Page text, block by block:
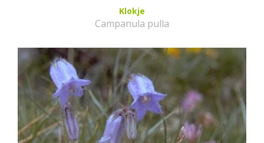
Klokje
Campanula pulla